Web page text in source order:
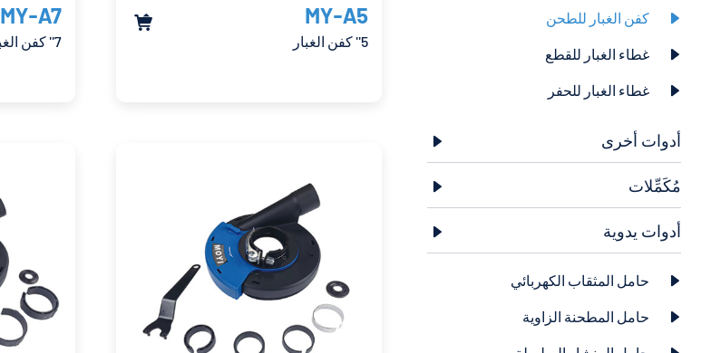
 كفن الغبار للطحن
 غطاء الغبار للقطع
 غطاء الغبار للحفر
أدوات أخرى 
مُكَمِّلات 
أدوات يدوية 
 حامل المثقاب الكهربائي
 حامل المطحنة الزاوية
MY-A5
5'' كفن الغبار

MY-A7
7'' كفن الغبار